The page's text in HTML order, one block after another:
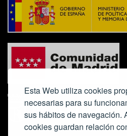
Esta Web utiliza cookies
necesarias para su
sus hábitos de navegación.
cookies guardan relación